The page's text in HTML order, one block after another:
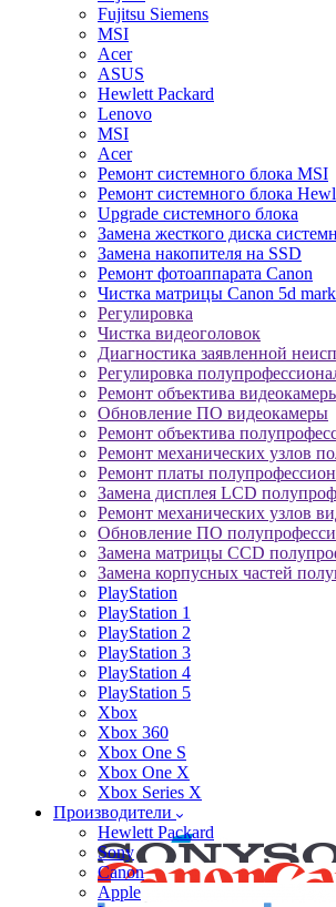
Fujitsu Siemens
MSI
Acer
ASUS
Hewlett Packard
Lenovo
MSI
Acer
Ремонт системного блока MSI
Ремонт системного блока
Upgrade системного блока
Замена жесткого диска
Замена накопителя на SSD
Ремонт фотоаппарата Canon
Чистка матрицы Canon 5d
Регулировка
Чистка видеоголовок
Диагностика заявленной
Регулировка
Ремонт объектива
Обновление ПО видеокамеры
Ремонт объектива
Ремонт механических узлов
Ремонт платы
Замена дисплея LCD
Ремонт механических узлов
Обновление ПО
Замена матрицы CCD
Замена корпусных частей
PlayStation
PlayStation 1
PlayStation 2
PlayStation 3
PlayStation 4
PlayStation 5
Xbox
Xbox 360
Xbox One S
Xbox One X
Xbox Series X
Производители
Hewlett Packard
Sony
Canon
Apple